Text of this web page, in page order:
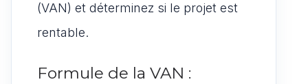
(VAN) et déterminez si le projet est
rentable.
Formule de la VAN :